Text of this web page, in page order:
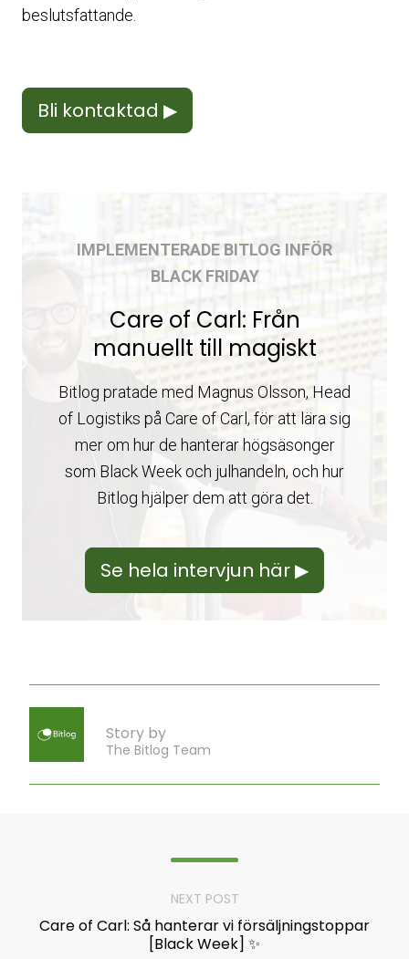
beslutsfattande.
Bli kontaktad ▶
IMPLEMENTERADE BITLOG INFÖR
BLACK FRIDAY
Care of Carl: Från
manuellt till magiskt
Bitlog pratade med Magnus Olsson, Head
of Logistiks på Care of Carl, för att lära sig
mer om hur de hanterar högsäsonger
som Black Week och julhandeln, och hur
Bitlog hjälper dem att göra det.
Se hela intervjun här ▶
Story by
The Bitlog Team
NEXT POST
Care of Carl: Så hanterar vi försäljningstoppar
[Black Week] ✨